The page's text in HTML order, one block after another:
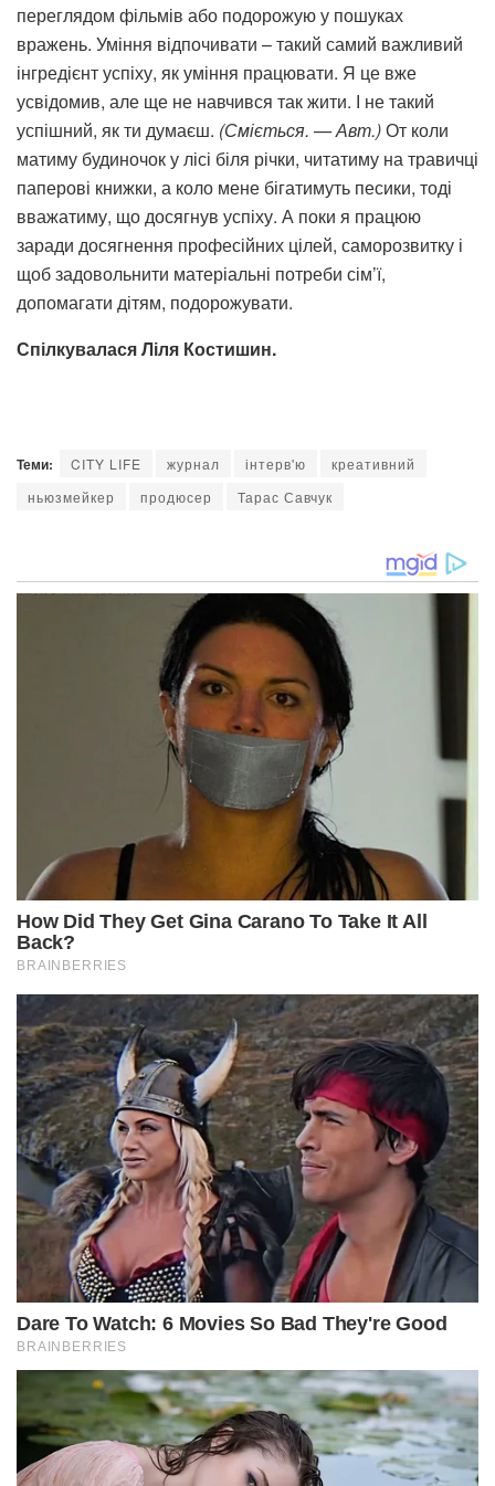
переглядом фільмів або подорожую у пошуках
вражень. Уміння відпочивати – такий самий важливий
інгредієнт успіху, як уміння працювати. Я це вже
усвідомив, але ще не навчився так жити. І не такий
успішний, як ти думаєш. (Сміється. — Авт.)От коли
матиму будиночок у лісі біля річки, читатиму на травичці
паперові книжки, а коло мене бігатимуть песики, тоді
вважатиму, що досягнув успіху. А поки я працюю
заради досягнення професійних цілей, саморозвитку і
щоб задовольнити матеріальні потреби сім’ї,
допомагати дітям, подорожувати.
Спілкувалася Ліля Костишин.
Теми: CITY LIFE журнал інтерв'ю
креативний
ньюзмейкер
продюсер Тарас Савчук